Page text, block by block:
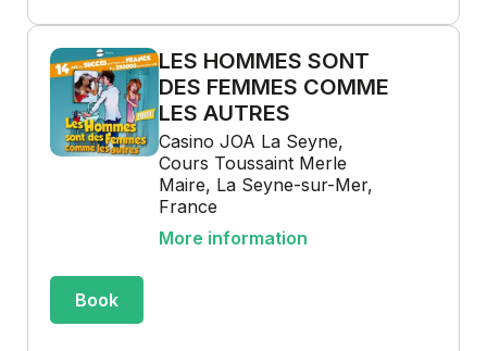
LES HOMMES SONT
DES FEMMES COMME
LES AUTRES
Casino JOA La Seyne,
Cours Toussaint Merle
Maire, La Seyne-sur-Mer,
France
More information
Book